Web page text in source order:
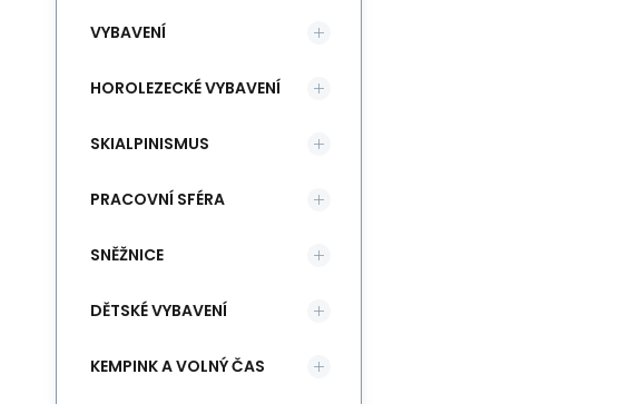
VYBAVENÍ
HOROLEZECKÉ VYBAVENÍ
SKIALPINISMUS
PRACOVNÍ SFÉRA
SNĚŽNICE
DĚTSKÉ VYBAVENÍ
KEMPINK A VOLNÝ ČAS